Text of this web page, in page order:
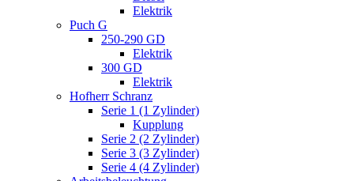
Elektrik
Puch G
250-290 GD
Elektrik
300 GD
Elektrik
Hofherr Schranz
Serie 1 (1 Zylinder)
Kupplung
Serie 2 (2 Zylinder)
Serie 3 (3 Zylinder)
Serie 4 (4 Zylinder)